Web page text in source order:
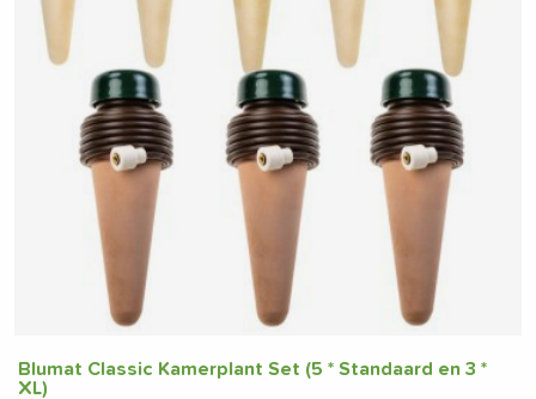
Blumat Classic Kamerplant Set (5 * Standaard en 3 *
XL)